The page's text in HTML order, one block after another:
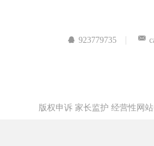
923779735
版权申诉 家长监护 经营性网